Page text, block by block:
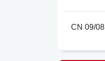
CN 09/08